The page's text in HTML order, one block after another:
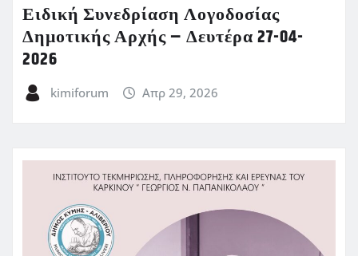
Ειδική Συνεδρίαση Λογοδοσίας
Δημοτικής Αρχής – Δευτέρα 27-04-
2026
kimiforum Απρ 29, 2026